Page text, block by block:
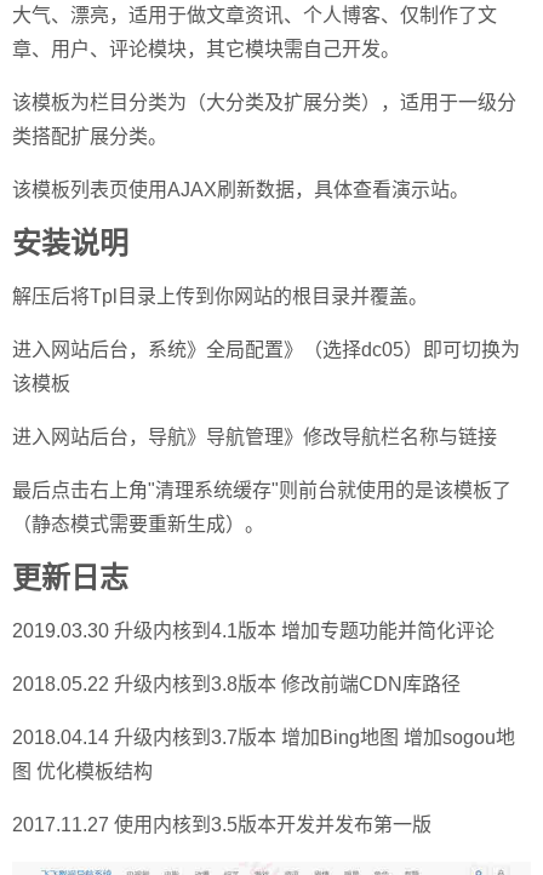
大气、漂亮，适用于做文章资讯、个人博客、仅制作了文
章、用户、评论模块，其它模块需自己开发。
该模板为栏目分类为（大分类及扩展分类），适用于一级分
类搭配扩展分类。
该模板列表页使用AJAX刷新数据，具体查看演示站。
安装说明
解压后将Tpl目录上传到你网站的根目录并覆盖。
进入网站后台，系统》全局配置》（选择dc05）即可切换为
该模板
进入网站后台，导航》导航管理》修改导航栏名称与链接
最后点击右上角"清理系统缓存"则前台就使用的是该模板了
（静态模式需要重新生成）。
更新日志
2019.03.30 升级内核到4.1版本 增加专题功能并简化评论
2018.05.22 升级内核到3.8版本 修改前端CDN库路径
2018.04.14 升级内核到3.7版本 增加Bing地图 增加sogou地
图 优化模板结构
2017.11.27 使用内核到3.5版本开发并发布第一版